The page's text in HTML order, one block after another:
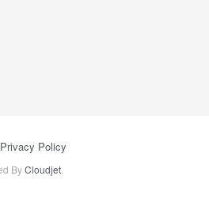
Privacy Policy
ByCloudjet